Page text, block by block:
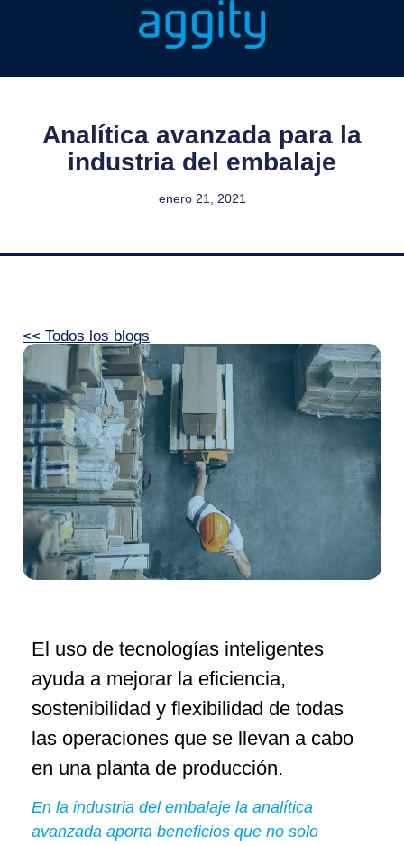
Analítica avanzada para la
industria del embalaje
enero 21, 2021
<< Todos los blogs
El uso de tecnologías inteligentes
ayuda a mejorar la eficiencia,
sostenibilidad y flexibilidad de todas
las operaciones que se llevan a cabo
en una planta de producción.
En la industria del embalaje la analítica
avanzada aporta beneficios que no solo